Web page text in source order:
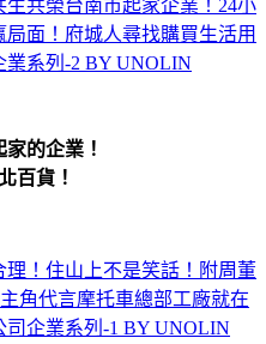
共榮台南市起家企業！24小
面！府城人尋找購買生活用
業系列-2 BY UNOLIN
的企業！
百貨！
！住山上不是笑話！附周董
角代言摩托車總部工廠就在
企業系列-1 BY UNOLIN